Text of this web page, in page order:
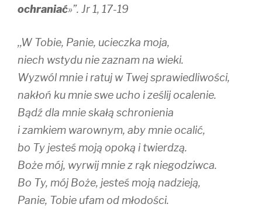
ochraniać»”. Jr 1, 17-19
,,W Tobie, Panie, ucieczka moja,
niech wstydu nie zaznam na wieki.
Wyzwól mnie i ratuj w Twej sprawiedliwości,
nakłoń ku mnie swe ucho i ześlij ocalenie.
Bądź dla mnie skałą schronienia
i zamkiem warownym, aby mnie ocalić,
bo Ty jesteś moją opoką i twierdzą.
Boże mój, wyrwij mnie z rąk niegodziwca.
Bo Ty, mój Boże, jesteś moją nadzieją,
Panie, Tobie ufam od młodości.